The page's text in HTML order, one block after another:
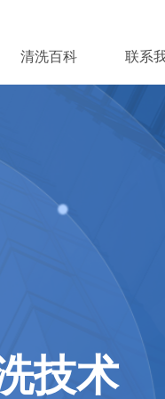
清洗百科 联系
技术